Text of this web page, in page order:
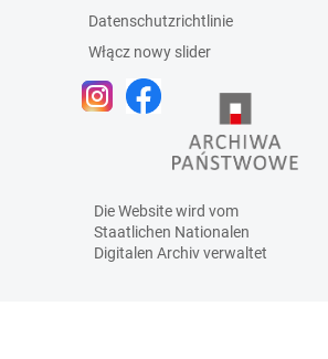
Datenschutzrichtlinie
Włącz nowy slider
Die Website wird vom
Staatlichen Nationalen
Digitalen Archivverwaltet